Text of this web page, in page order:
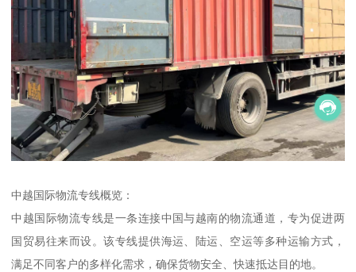
中越国际物流专线概览：
中越国际物流专线是一条连接中国与越南的物流通道，专为促进两
国贸易往来而设。该专线提供海运、陆运、空运等多种运输方式，
满足不同客户的多样化需求，确保货物安全、快速抵达目的地。